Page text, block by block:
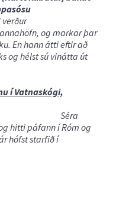
sveppasósu
verður
og markar þar
En hann átti eftir að
og hélst sú vinátta út
í Vatnaskógi,
hitti páfann í Róm og
hófst starfið í